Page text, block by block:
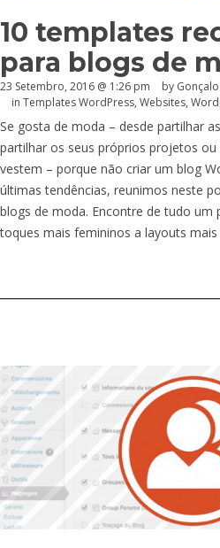
10 templates
para blogs de
23 Setembro, 2016 @ 1:26 pm by
in Templates WordPress, Websites,
Se gosta de moda – desde partilhar
partilhar os seus próprios projetos
vestem – porque não criar um blog
últimas tendências, reunimos neste
blogs de moda. Encontre de tudo
toques mais femininos a layouts